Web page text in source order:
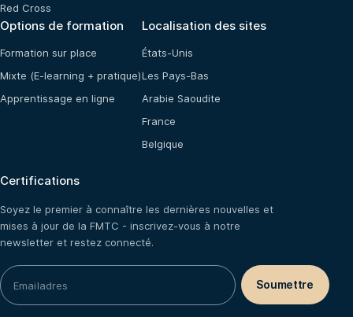
Red Cross
Options de formation
Formation sur place
Mixte (E-learning + pratique)
Apprentissage en ligne
Localisation des sites
États-Unis
Les Pays-Bas
Arabie Saoudite
France
Belgique
Certifications
Soyez le premier à connaître les dernières nouvelles et
mises à jour de la FMTC - inscrivez-vous à notre
newsletter et restez connecté.